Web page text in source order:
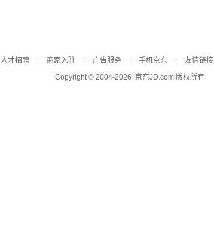
人才招聘 商家入驻 广告服务 手机京东 友情链接
Copyright © 2004-2026 京东JD.com 版权所有